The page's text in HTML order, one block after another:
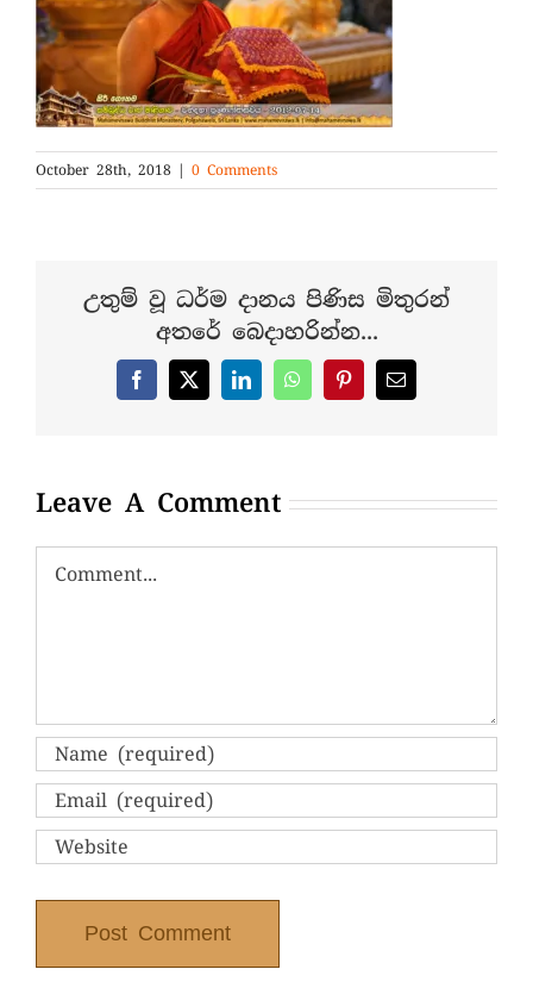
October 28th, 2018 | 0 Comments
උතුම් වූ ධර්ම දානය පිණිස මිතුරන්
අතරේ බෙදාහරින්න...
Facebook
X LinkedInWhatsAppPinterestEmail
Leave A Comment
Comment